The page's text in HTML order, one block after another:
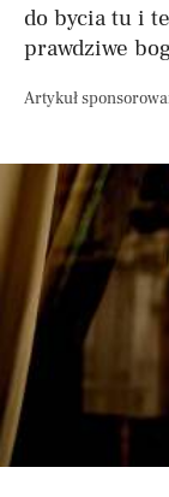
do bycia tu i
prawdziwe
Artykuł